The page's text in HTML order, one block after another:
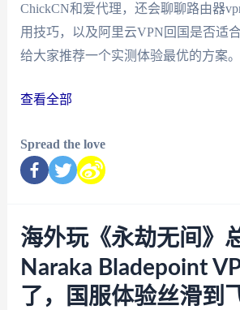
ChickCN和爱代理，还会聊聊路由器
用技巧，以及阿里云VPN回国是否适
给大家推荐一个实测体验最优的方案。
查看全部
Spread the love
海外玩《永劫无间》
Naraka Bladepoint
了，国服体验丝滑到